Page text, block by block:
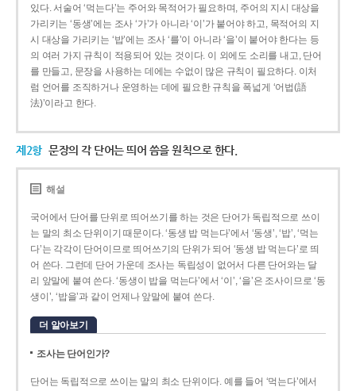
있다. 서술어 ‘먹는다’는 주어와 목적어가 필요하며, 주어의 지시 대상을
가리키는 ‘동생’에는 조사 ‘가’가 아니라 ‘이’가 붙어야 하고, 목적어의 지
시 대상을 가리키는 ‘밥’에는 조사 ‘를’이 아니라 ‘을’이 붙어야 한다는 등
의 여러 가지 규칙이 적용되어 있는 것이다. 이 외에도 소리를 내고, 단어
를 만들고, 문장을 사용하는 데에는 수없이 많은 규칙이 필요하다. 이처
럼 언어를 조직하거나 운영하는 데에 필요한 규칙을 폭넓게 ‘어법(語
法)’이라고 한다.
제2항 문장의 각 단어는 띄어 씀을 원칙으로 한다.
해설
국어에서 단어를 단위로 띄어쓰기를 하는 것은 단어가 독립적으로 쓰이
는 말의 최소 단위이기 때문이다. ‘동생 밥 먹는다’에서 ‘동생’, ‘밥’, ‘먹는
다’는 각각이 단어이므로 띄어쓰기의 단위가 되어 ‘동생 밥 먹는다’로 띄
어 쓴다. 그런데 단어 가운데 조사는 독립성이 없어서 다른 단어와는 달
리 앞말에 붙여 쓴다. ‘동생이 밥을 먹는다’에서 ‘이’, ‘을’은 조사이므로 ‘동
생이’, ‘밥을’과 같이 언제나 앞말에 붙여 쓴다.
더 알아보기
조사는 단어인가?
단어는 독립적으로 쓰이는 말의 최소 단위이다. 예를 들어 ‘먹는다’에서